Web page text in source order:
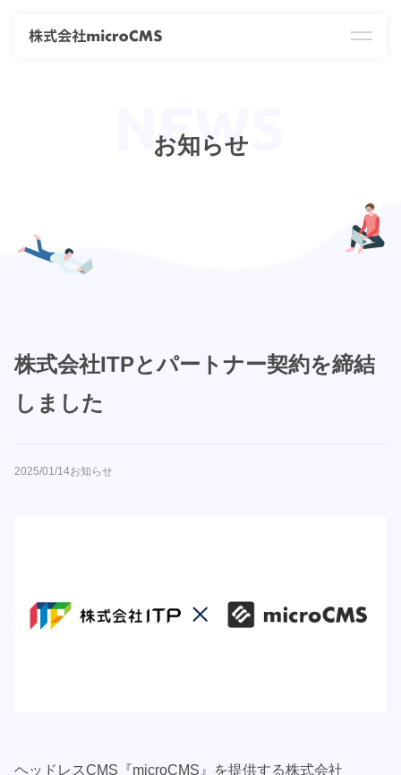
お知らせ
株式会社ITPとパートナー契約を締結
しました
2025/01/14お知らせ
ヘッドレスCMS『microCMS』を提供する株式会社